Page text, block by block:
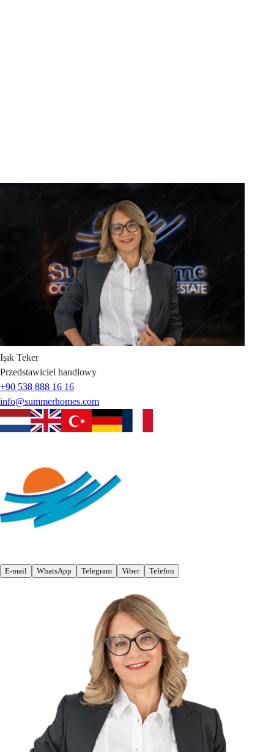
Işık Teker
Przedstawiciel handlowy
+90 538 888 16 16
info@summerhomes.com
E-mail WhatsApp Telegram Viber Telefon